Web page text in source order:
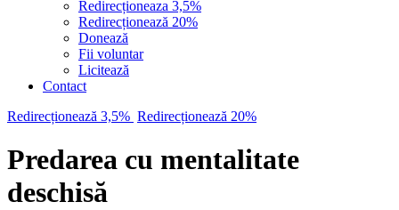
Redirecționeaza 3,5%
Redirecționează 20%
Donează
Fii voluntar
Licitează
Contact
Redirecționează 3,5% Redirecționează 20%
Predarea cu mentalitate
deschisă